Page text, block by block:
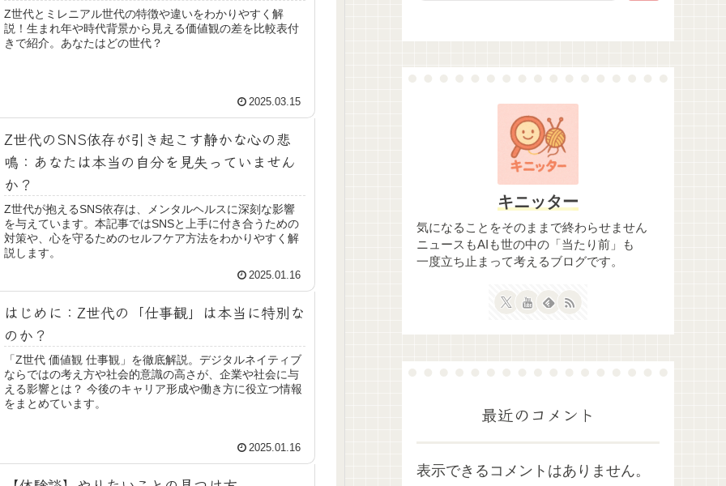
Z世代とミレニアル世代の特徴や違いをわかりやすく解
説！生まれ年や時代背景から見える価値観の差を比較表付
きで紹介。あなたはどの世代？
2025.03.15
Z世代のSNS依存が引き起こす静かな心の悲
鳴：あなたは本当の自分を見失っていません
か？
Z世代が抱えるSNS依存は、メンタルヘルスに深刻な影響
を与えています。本記事ではSNSと上手に付き合うための
対策や、心を守るためのセルフケア方法をわかりやすく解
説します。
2025.01.16
はじめに：Z世代の「仕事観」は本当に特別な
のか？
「Z世代 価値観 仕事観」を徹底解説。デジタルネイティブ
ならではの考え方や社会的意識の高さが、企業や社会に与
える影響とは？ 今後のキャリア形成や働き方に役立つ情報
をまとめています。
2025.01.16
キニッター
気になることをそのままで終わらせません
ニュースもAIも世の中の「当たり前」も
一度立ち止まって考えるブログです。
最近のコメント
表示できるコメントはありません。